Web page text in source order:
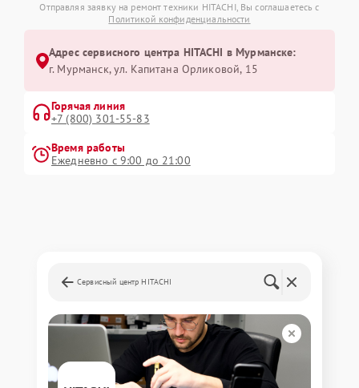
Отправляя заявку на ремонт техники HITACHI, Вы соглашаетесь с
Политикой конфиденциальности
Адрес сервисного центра HITACHI в Мурманске:
г. Мурманск, ул. Капитана Орликовой, 15
Горячая линия
+7 (800) 301-55-83
Время работы
Ежедневно с 9:00 до 21:00
Сервисный центр HITACHI